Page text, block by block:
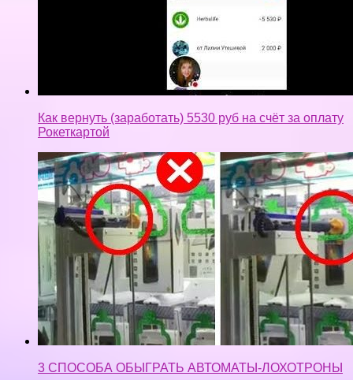
Как вернуть (заработать) 5530 руб на счёт за оплату
Рокеткартой
3 СПОСОБА ОБЫГРАТЬ АВТОМАТЫ-ЛОХОТРОНЫ